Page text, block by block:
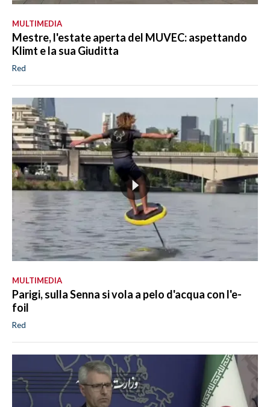
MULTIMEDIA
Mestre, l'estate aperta del MUVEC: aspettando
Klimt e la sua Giuditta
Red
MULTIMEDIA
Parigi, sulla Senna si vola a pelo d'acqua con l'e-
foil
Red